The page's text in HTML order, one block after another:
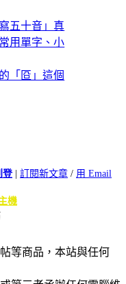
五十音」真
用單字、小
「㔯」這個
登| 訂閱新文章 / 用 Email
機
等商品，本站與任何